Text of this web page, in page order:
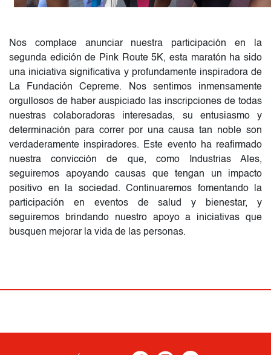
Nos complace anunciar nuestra participación en la
segunda edición de Pink Route 5K, esta maratón ha sido
una iniciativa significativa y profundamente inspiradora de
La Fundación Cepreme. Nos sentimos inmensamente
orgullosos de haber auspiciado las inscripciones de todas
nuestras colaboradoras interesadas, su entusiasmo y
determinación para correr por una causa tan noble son
verdaderamente inspiradores. Este evento ha reafirmado
nuestra convicción de que, como Industrias Ales,
seguiremos apoyando causas que tengan un impacto
positivo en la sociedad. Continuaremos fomentando la
participación en eventos de salud y bienestar, y
seguiremos brindando nuestro apoyo a iniciativas que
busquen mejorar la vida de las personas.